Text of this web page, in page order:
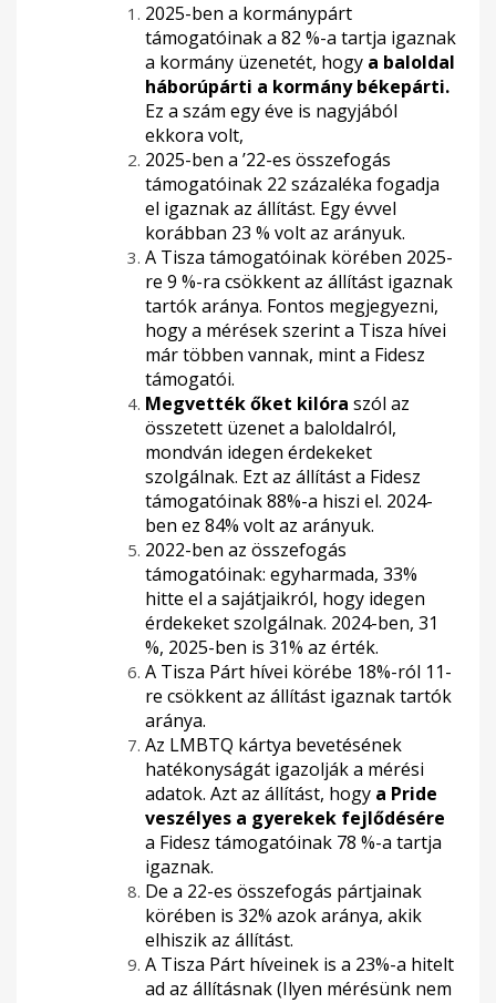
2025-ben a kormánypárt
támogatóinak a 82 %-a tartja igaznak
a kormány üzenetét, hogy a baloldal
háborúpárti a kormány békepárti.
Ez a szám egy éve is nagyjából
ekkora volt,
2025-ben a ’22-es összefogás
támogatóinak 22 százaléka fogadja
el igaznak az állítást. Egy évvel
korábban 23 % volt az arányuk.
A Tisza támogatóinak körében 2025-
re 9 %-ra csökkent az állítást igaznak
tartók aránya. Fontos megjegyezni,
hogy a mérések szerint a Tisza hívei
már többen vannak, mint a Fidesz
támogatói.
Megvették őket kilóra szól az
összetett üzenet a baloldalról,
mondván idegen érdekeket
szolgálnak. Ezt az állítást a Fidesz
támogatóinak 88%-a hiszi el. 2024-
ben ez 84% volt az arányuk.
2022-ben az összefogás
támogatóinak: egyharmada, 33%
hitte el a sajátjaikról, hogy idegen
érdekeket szolgálnak. 2024-ben, 31
%, 2025-ben is 31% az érték.
A Tisza Párt hívei körébe 18%-ról 11-
re csökkent az állítást igaznak tartók
aránya.
Az LMBTQ kártya bevetésének
hatékonyságát igazolják a mérési
adatok. Azt az állítást, hogy a Pride
veszélyes a gyerekek fejlődésére
a Fidesz támogatóinak 78 %-a tartja
igaznak.
De a 22-es összefogás pártjainak
körében is 32% azok aránya, akik
elhiszik az állítást.
A Tisza Párt híveinek is a 23%-a hitelt
ad az állításnak (Ilyen mérésünk nem